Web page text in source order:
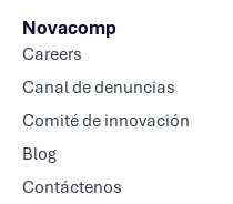
Novacomp
Careers
Canal de denuncias
Comité de innovación
Blog
Contáctenos